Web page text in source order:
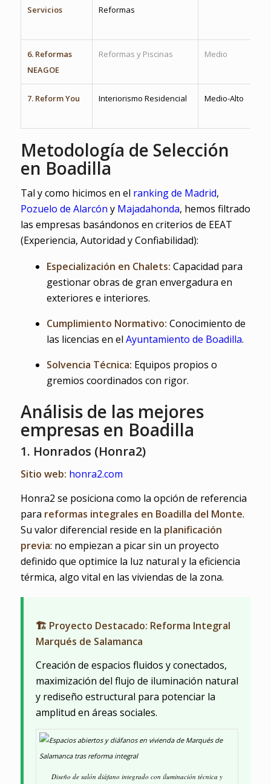
Servicios
Reformas
6. Reformas
NEAGOE
Reformas y Piscinas Medio
7. Reform You Interiorismo Residencial Medio-Alto
Metodología de Selección
en Boadilla
Tal y como hicimos en el ranking de Madrid,
Pozuelo de Alarcón y Majadahonda, hemos filtrado
las empresas basándonos en criterios de EEAT
(Experiencia, Autoridad y Confiabilidad):
Especialización en Chalets: Capacidad para
gestionar obras de gran envergadura en
exteriores e interiores.
Cumplimiento Normativo: Conocimiento de
las licencias en el Ayuntamiento de Boadilla.
Solvencia Técnica: Equipos propios o
gremios coordinados con rigor.
Análisis de las mejores
empresas en Boadilla
1. Honrados (Honra2)
Sitio web: honra2.com
Honra2 se posiciona como la opción de referencia
para reformas integrales en Boadilla del Monte.
Su valor diferencial reside en la planificación
previa: no empiezan a picar sin un proyecto
definido que optimice la luz natural y la eficiencia
térmica, algo vital en las viviendas de la zona.
🏗️ Proyecto Destacado: Reforma Integral
Marqués de Salamanca
Creación de espacios fluidos y conectados,
maximización del flujo de iluminación natural
y rediseño estructural para potenciar la
amplitud en áreas sociales.
Diseño de salón diáfano integrado con iluminación técnica y